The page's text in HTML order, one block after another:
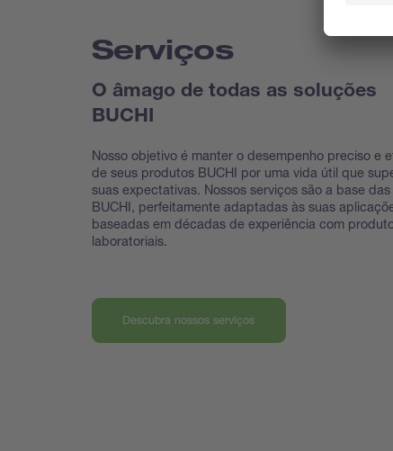
Serviços
O âmago de todas as soluções
BUCHI
Nosso objetivo é manter o desempenho preciso e
de seus produtos BUCHI por uma vida útil que
suas expectativas. Nossos serviços são a base
BUCHI, perfeitamente adaptadas às suas
baseadas em décadas de experiência com
laboratoriais.
Descubra nossos serviços